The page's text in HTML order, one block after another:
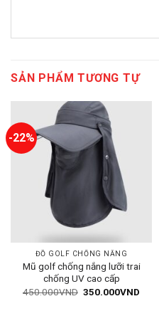
SẢN PHẨM TƯƠNG TỰ
-22%
ĐỒ GOLF CHỐNG NẮNG
Mũ golf chống nắng lưỡi trai
chống UV cao cấp
450.000VND Giá
350.000VND